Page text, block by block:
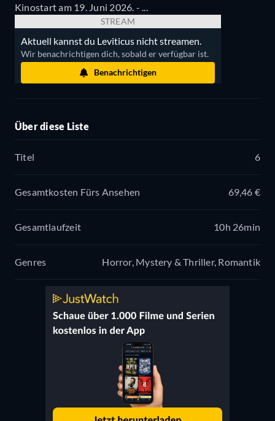
Kinostart am 19. Juni 2026. - ...
STREAM
Aktuell kannst du Leviticus nicht streamen.
Wir benachrichtigen dich, sobald er verfügbar ist.
Benachrichtigen
Über diese Liste
Titel 6
Gesamtkosten Fürs Ansehen 69,46 €
Gesamtlaufzeit 10h 26min
Genres Horror, Mystery & Thriller, Romantik